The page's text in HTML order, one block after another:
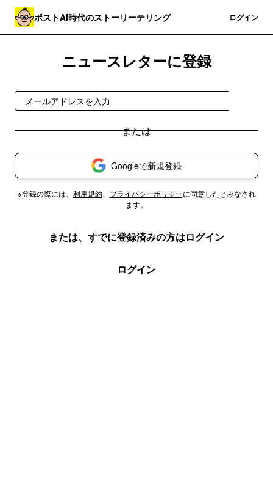
ポストAI時代のストーリーテリング ログイン
ニュースレターに登録
Googleで新規登録
※登録の際には、 利用規約、 プライバシーポリシーに同意したとみなされ
ます。
または、すでに登録済みの方はログイン
ログイン